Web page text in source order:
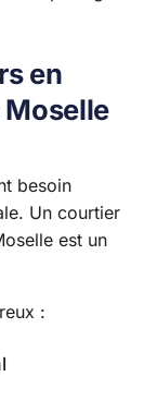
en
besoin
Un courtier
est un
: